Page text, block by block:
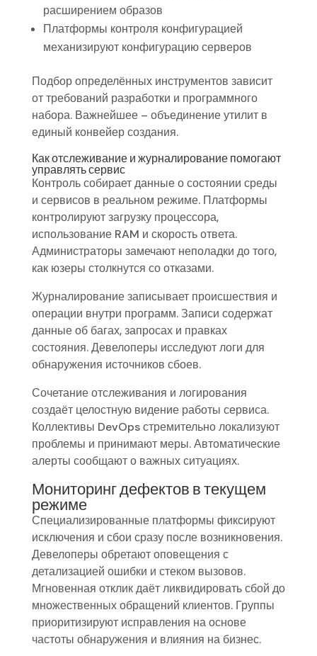
расширением образов
Платформы контроля конфигурацией
механизируют конфигурацию серверов
Подбор определённых инструментов зависит
от требований разработки и программного
набора. Важнейшее – объединение утилит в
единый конвейер создания.
Как отслеживание и журналирование помогают
управлять сервис
Контроль собирает данные о состоянии среды
и сервисов в реальном режиме. Платформы
контролируют загрузку процессора,
использование RAM и скорость ответа.
Администраторы замечают неполадки до того,
как юзеры столкнутся со отказами.
Журналирование записывает происшествия и
операции внутри программ. Записи содержат
данные об багах, запросах и правках
состояния. Девелоперы исследуют логи для
обнаружения источников сбоев.
Сочетание отслеживания и логирования
создаёт целостную видение работы сервиса.
Коллективы DevOps стремительно локализуют
проблемы и принимают меры. Автоматические
алерты сообщают о важных ситуациях.
Мониторинг дефектов в текущем
режиме
Специализированные платформы фиксируют
исключения и сбои сразу после возникновения.
Девелоперы обретают оповещения с
детализацией ошибки и стеком вызовов.
Мгновенная отклик даёт ликвидировать сбой до
множественных обращений клиентов. Группы
приоритизируют исправления на основе
частоты обнаружения и влияния на бизнес.